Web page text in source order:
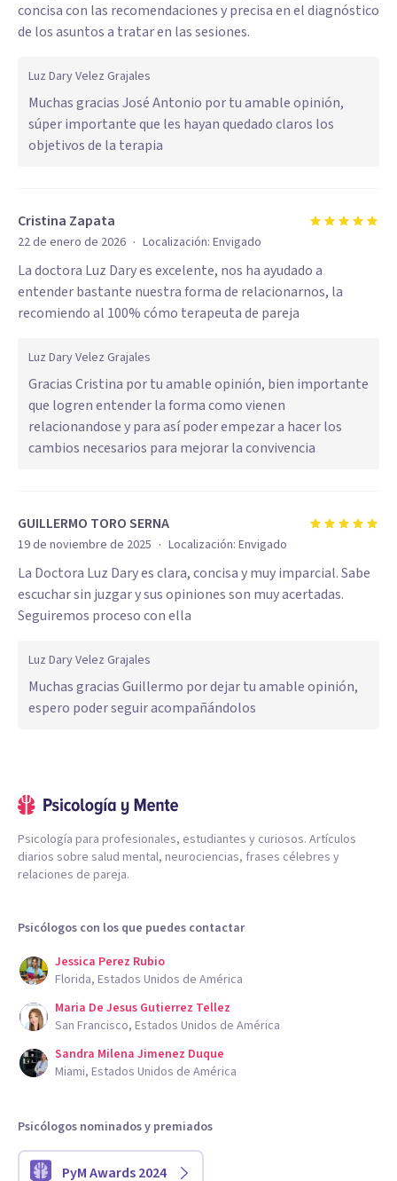
concisa con las recomendaciones y precisa en el diagnóstico
de los asuntos a tratar en las sesiones.
Luz Dary Velez Grajales
Muchas gracias José Antonio por tu amable opinión,
súper importante que les hayan quedado claros los
objetivos de la terapia
Cristina Zapata
22 de enero de 2026 · Localización: Envigado
La doctora Luz Dary es excelente, nos ha ayudado a
entender bastante nuestra forma de relacionarnos, la
recomiendo al 100% cómo terapeuta de pareja
Luz Dary Velez Grajales
Gracias Cristina por tu amable opinión, bien importante
que logren entender la forma como vienen
relacionandose y para así poder empezar a hacer los
cambios necesarios para mejorar la convivencia
GUILLERMO TORO SERNA
19 de noviembre de 2025 · Localización: Envigado
La Doctora Luz Dary es clara, concisa y muy imparcial. Sabe
escuchar sin juzgar y sus opiniones son muy acertadas.
Seguiremos proceso con ella
Luz Dary Velez Grajales
Muchas gracias Guillermo por dejar tu amable opinión,
espero poder seguir acompañándolos
Psicología para profesionales, estudiantes y curiosos. Artículos
diarios sobre salud mental, neurociencias, frases célebres y
relaciones de pareja.
Psicólogos con los que puedes contactar
Jessica Perez Rubio
Florida, Estados Unidos de América
Maria De Jesus Gutierrez Tellez
San Francisco, Estados Unidos de América
Sandra Milena Jimenez Duque
Miami, Estados Unidos de América
Psicólogos nominados y premiados
PyM Awards 2024